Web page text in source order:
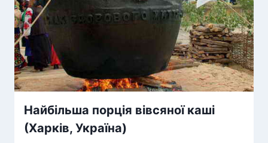
Найбільша порція вівсяної каші
(Харків, Україна)